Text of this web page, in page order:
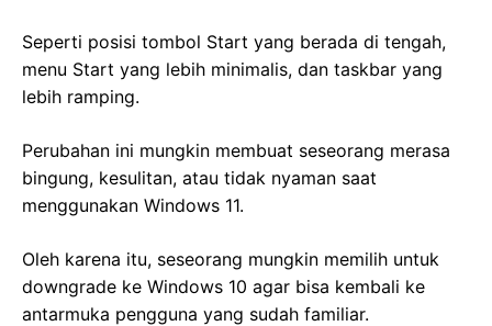
Seperti posisi tombol Start yang berada di tengah,
menu Start yang lebih minimalis, dan taskbar yang
lebih ramping.
Perubahan ini mungkin membuat seseorang merasa
bingung, kesulitan, atau tidak nyaman saat
menggunakan Windows 11.
Oleh karena itu, seseorang mungkin memilih untuk
downgrade ke Windows 10 agar bisa kembali ke
antarmuka pengguna yang sudah familiar.